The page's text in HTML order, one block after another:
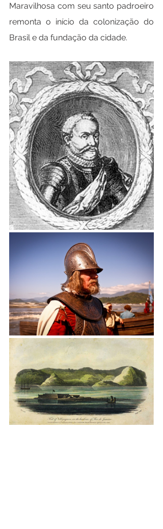
Maravilhosa com seu santo padroeiro
remonta o início da colonização do
Brasil e da fundação da cidade.